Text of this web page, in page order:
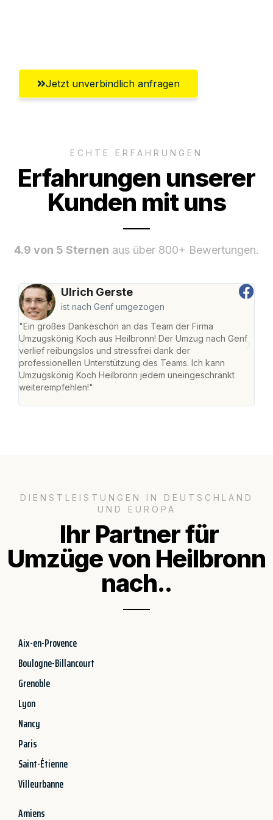
Jetzt unverbindlich anfragen
ECHTE ERFAHRUNGEN
Erfahrungen unserer
Kunden mit uns
4.9 von 5 Sternen aus über 800+ Bewertungen.
Ulrich Gerste
ist nach Genf umgezogen
"Ein großes Dankeschön an das Team der Firma
Umzugskönig Koch aus Heilbronn! Der Umzug nach Genf
verlief reibungslos und stressfrei dank der
professionellen Unterstützung des Teams. Ich kann
Umzugskönig Koch Heilbronn jedem uneingeschränkt
weiterempfehlen!"
DIENSTLEISTUNGEN IN DEUTSCHLAND
UND EUROPA
Ihr Partner für
Umzüge von Heilbronn
nach..
Aix-en-Provence
Boulogne-Billancourt
Grenoble
Lyon
Nancy
Paris
Saint-Étienne
Villeurbanne
Amiens